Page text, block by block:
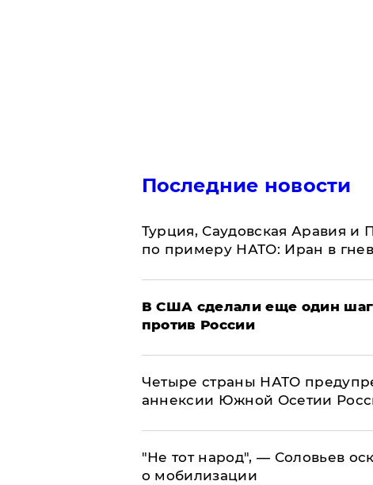
Последние новости
Турция, Саудовская Аравия и
по примеру НАТО: Иран в
В США сделали еще один
против России
Четыре страны НАТО
аннексии Южной Осетии
​"Не тот народ", — Соловьев
о мобилизации